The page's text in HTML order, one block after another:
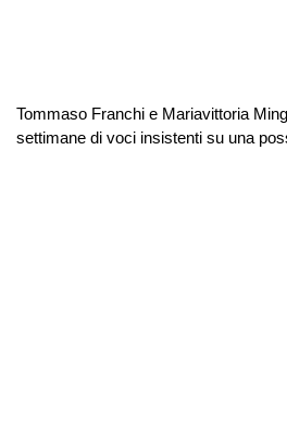
Tommaso Franchi e Mariavittoria
settimane di voci insistenti su una